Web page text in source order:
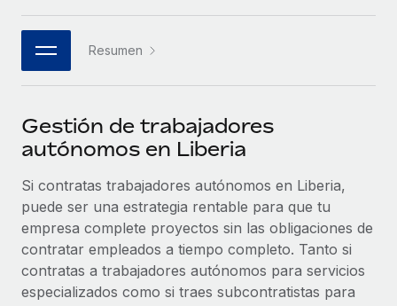
Conectar
Conecta cualquier herramienta de IA con Remote
Optimiza los procesos con herramientas empresariales
esenciales.
SERVICIOS
Pregunta a un experto
Obtén ayuda de gente experta en RR. HH. globales
y cumplimiento normativo.
ASOCIARSE
Socios tecnológicos estratégicos
Integra la gestión de los RR. HH. globales en tu
Asociarse
Descubre oportunidades de colaborar con nosotros.
Remote Build Próximamente
Consultoría de integraciones y automatización con IA.
CASOS PRÁCTICOS
Webinarios
Información sobre salarios y talento
Obtén ayuda
Consulta todos los recursos
한국어
中文（简体）Resumen
Gestión de trabajadores
autónomos en Liberia
Si contratas trabajadores autónomos en Liberia,
puede ser una estrategia rentable para que tu
empresa complete proyectos sin las obligaciones de
contratar empleados a tiempo completo. Tanto si
contratas a trabajadores autónomos para servicios
especializados como si traes subcontratistas para